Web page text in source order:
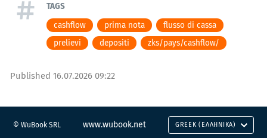
TAGS
cashflow
prima nota
flusso di cassa
prelievi
depositi zks/pays/cashflow/
Published 16.07.2026 09:22
© WuBook SRL www.wubook.net GREEK (ΕΛΛΗΝΙΚΆ)